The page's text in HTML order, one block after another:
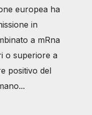
europea ha
in
a mRna
o superiore a
positivo del